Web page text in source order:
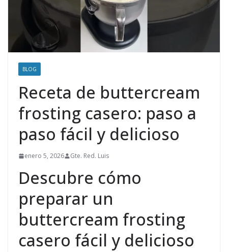
BLOG
Receta de buttercream
frosting casero: paso a
paso fácil y delicioso
enero 5, 2026 Gte. Red. Luis
Descubre cómo
preparar un
buttercream frosting
casero fácil y delicioso